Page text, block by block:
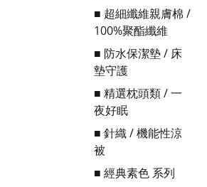
■ 超細纖維親膚棉 /
100%聚酯纖維
■ 防水保潔墊 / 床
墊守護
■ 精選枕頭類 / 一
夜好眠
■ 針織 / 機能性涼
被
■ 經典素色 系列